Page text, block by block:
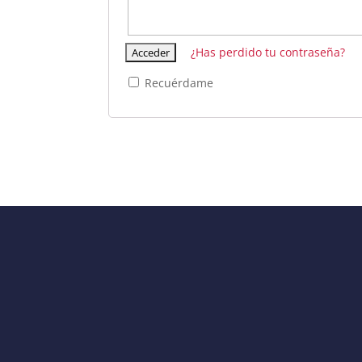
¿Has perdido tu contraseña?
Recuérdame